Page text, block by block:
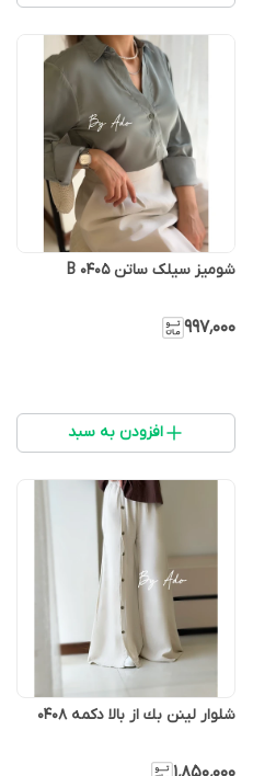
شومیز سیلک ساتن B 0405
۹۹۷٬۰۰۰
افزودن به سبد
شلوار لينن بك از بالا دكمه 0408